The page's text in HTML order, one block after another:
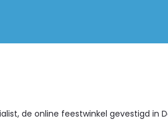
de online feestwinkel gevestigd in